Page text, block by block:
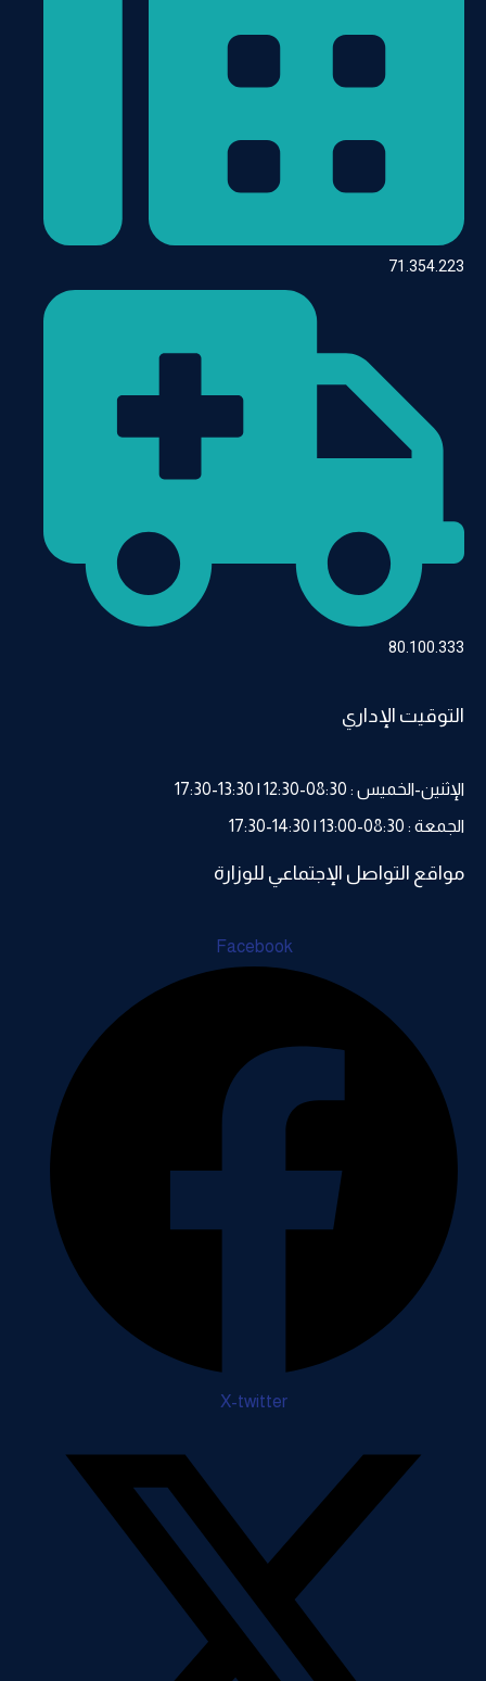
71.354.223
80.100.333
التوقيت الإداري
الإثنين-الخميس : 08:30-12:30 | 13:30-17:30
الجمعة : 08:30-13:00 | 14:30-17:30
مواقع التواصل الإجتماعي للوزارة
Facebook
X-twitter